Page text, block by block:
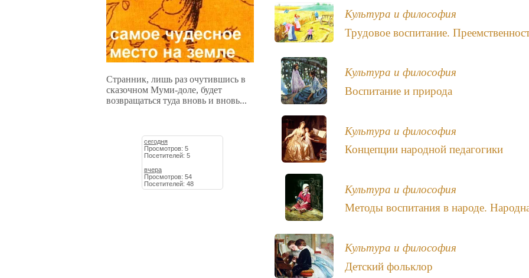
Странник, лишь раз очутившись в
сказочном Муми-доле, будет
возвращаться туда вновь и вновь...
сегодня
Просмотров: 5
Посетителей: 5
вчера
Просмотров: 54
Посетителей: 48
Культура и философия
Трудовое воспитание.
Культура и философия
Воспитание и природа
Культура и философия
Концепции народной педагогики
Культура и философия
Методы воспитания в народе.
Культура и философия
Детский фольклор